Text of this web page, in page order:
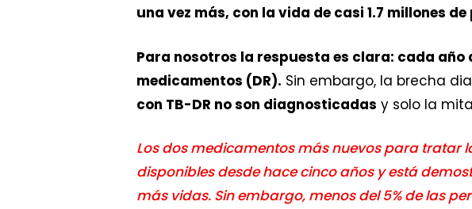
una vez más, con la vida de casi 1.7 millones
Para nosotros la respuesta es clara: cada
medicamentos (DR). Sin embargo, la brecha
con TB-DR no son diagnosticadas y solo la
Los dos medicamentos más nuevos para tratar
disponibles desde hace cinco años y está
más vidas. Sin embargo, menos del 5% de las